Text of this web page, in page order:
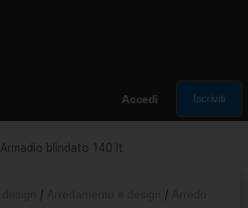
Accedi Iscriviti
Armadio blindato 140 lt
/ /